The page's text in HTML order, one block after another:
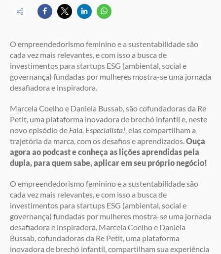
O empreendedorismo feminino e a sustentabilidade são
cada vez mais relevantes, e com isso a busca de
investimentos para startups ESG (ambiental, social e
governança) fundadas por mulheres mostra-se uma jornada
desafiadora e inspiradora.
Marcela Coelho e Daniela Bussab, são cofundadoras da Re
Petit, uma plataforma inovadora de brechó infantil e, neste
novo episódio de Fala, Especialista!, elas compartilham a
trajetória da marca, com os desafios e aprendizados.Ouça
agora ao podcast e conheça as lições aprendidas pela
dupla, para quem sabe, aplicar em seu próprio negócio!
O empreendedorismo feminino e a sustentabilidade são
cada vez mais relevantes, e com isso a busca de
investimentos para startups ESG (ambiental, social e
governança) fundadas por mulheres mostra-se uma jornada
desafiadora e inspiradora. Marcela Coelho e Daniela
Bussab, cofundadoras da Re Petit, uma plataforma
inovadora de brechó infantil, compartilham sua experiência